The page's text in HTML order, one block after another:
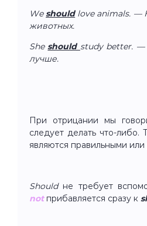
Weshouldlove animals. —
животных.
Sheshould study better. —
лучше.
При отрицании мы
следует делать что-либо.
являются правильными
Should не требует
not прибавляется сразу к